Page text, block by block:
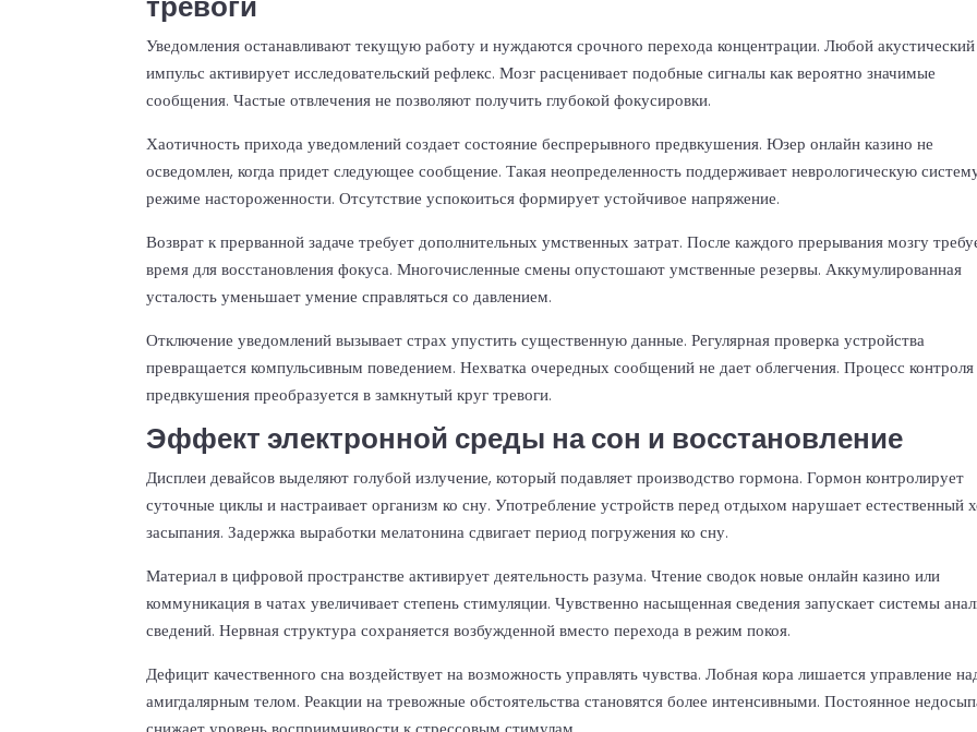
Уведомления останавливают текущую работу и нуждаются срочного перехода концентрации. Любой акустический
импульс активирует исследовательский рефлекс. Мозг расценивает подобные сигналы как вероятно значимые
сообщения. Частые отвлечения не позволяют получить глубокой фокусировки.
Хаотичность прихода уведомлений создает состояние беспрерывного предвкушения. Юзер онлайн казино не
осведомлен, когда придет следующее сообщение. Такая неопределенность поддерживает неврологическую
режиме настороженности. Отсутствие успокоиться формирует устойчивое напряжение.
Возврат к прерванной задаче требует дополнительных умственных затрат. После каждого прерывания мозгу
время для восстановления фокуса. Многочисленные смены опустошают умственные резервы. Аккумулированная
усталость уменьшает умение справляться со давлением.
Отключение уведомлений вызывает страх упустить существенную данные. Регулярная проверка устройства
превращается компульсивным поведением. Нехватка очередных сообщений не дает облегчения. Процесс
предвкушения преобразуется в замкнутый круг тревоги.
Эффект электронной среды на сон и восстановление
Дисплеи девайсов выделяют голубой излучение, который подавляет производство гормона. Гормон контролирует
суточные циклы и настраивает организм ко сну. Употребление устройств перед отдыхом нарушает естественный
засыпания. Задержка выработки мелатонина сдвигает период погружения ко сну.
Материал в цифровой пространстве активирует деятельность разума. Чтение сводок новые онлайн казино или
коммуникация в чатах увеличивает степень стимуляции. Чувственно насыщенная сведения запускает системы
сведений. Нервная структура сохраняется возбужденной вместо перехода в режим покоя.
Дефицит качественного сна воздействует на возможность управлять чувства. Лобная кора лишается управление
амигдалярным телом. Реакции на тревожные обстоятельства становятся более интенсивными. Постоянное